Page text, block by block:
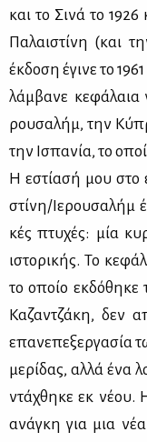
και το Σι­νά το 1926
Πα­λαι­στί­νη (και
έκ­δο­ση έγι­νε το
λάμ­βα­νε κε­φά­λαια
ρου­σα­λήμ, την
την Ισπα­νία, το
Η εστί­α­σή μου στο
στί­νη/Ιε­ρου­σα­λήμ
κές πτυ­χές: μία
ιστο­ρι­κής. Το
το οποίο εκ­δό­θη­κε
Κα­ζαν­τζά­κη, δεν
επα­νε­πε­ξερ­γα­σία
με­ρί­δας, αλ­λά ένα
ντά­χθη­κε εκ νέ­ου.
ανά­γκη για μια